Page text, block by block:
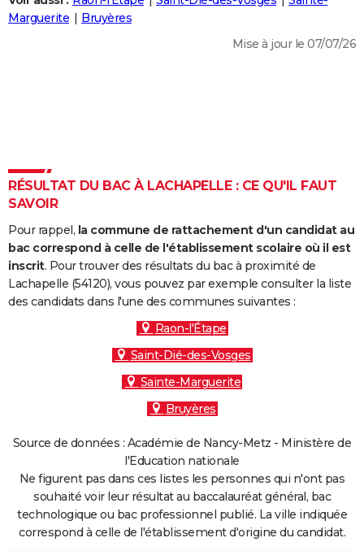
Destinations
City break
Voyage nature
Voyage de noces
Forum
Climat
+
PHOTO
Dictionnaire
Biographies
Citations
Expressions
Proverbes
PROGRAMME TV
S'inscrire
Se connecter
Lycées
Collèges
Primaires
Universités
Entreprises
Service militaire
Avis de recherche
AVIS DE DÉCÈS
FORUM
Marguerite
Bruyères
Mise à jour le 07/07/26
RÉSULTAT DU BAC À LACHAPELLE : CE QU'IL FAUT
SAVOIR
Pour rappel, la commune de rattachement d'un candidat au
bac correspond à celle de l'établissement scolaire où il est
inscrit. Pour trouver des résultats du bac à proximité de
Lachapelle (54120), vous pouvez par exemple consulter la liste
des candidats dans l'une des communes suivantes :
Raon-l'Étape
Saint-Dié-des-Vosges
Sainte-Marguerite
Bruyères
Source de données : Académie de Nancy-Metz - Ministère de
l'Education nationale
Ne figurent pas dans ces listes les personnes qui n'ont pas
souhaité voir leur résultat au baccalauréat général, bac
technologique ou bac professionnel publié. La ville indiquée
correspond à celle de l'établissement d'origine du candidat.